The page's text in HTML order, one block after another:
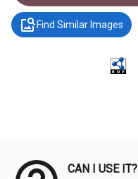
Find Similar Images
CAN I USE IT?